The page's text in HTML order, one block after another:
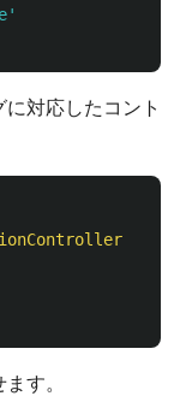
対応したコント
す。